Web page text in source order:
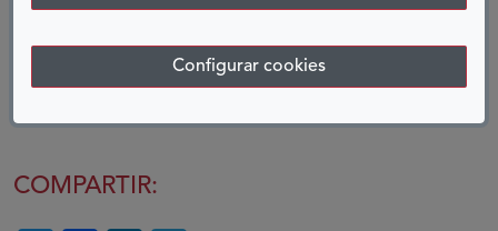
Configurar cookies
Vicente Pineda, estudiante de la Universidad de
COMPARTIR: